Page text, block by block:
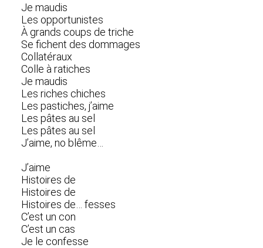
Je maudis
Les opportunistes
À grands coups de triche
Se fichent des dommages
Collatéraux
Colle à ratiches
Je maudis
Les riches chiches
Les pastiches, j’aime
Les pâtes au sel
Les pâtes au sel
J’aime, no blême…
J’aime
Histoires de
Histoires de
Histoires de… fesses
C’est un con
C’est un cas
Je le confesse